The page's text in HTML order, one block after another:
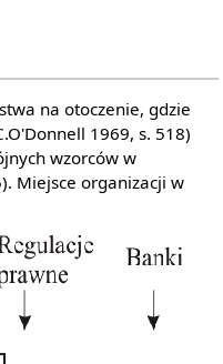
na otoczenie, gdzie
1969, s. 518)
wzorców w
Miejsce organizacji w